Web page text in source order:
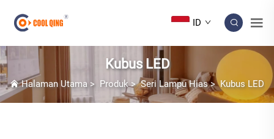
ID
Kubus LED
Halaman Utama> Produk>Seri Lampu Hias>Kubus LED